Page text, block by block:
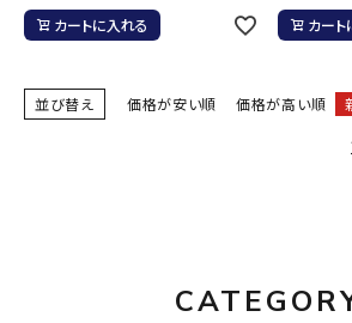
カートに入れる カート
並び替え 価格が安い順 価格が高い順